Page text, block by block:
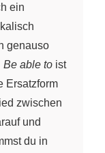
ein
genauso
Be able to ist
Ersatzform
zwischen
und
du in